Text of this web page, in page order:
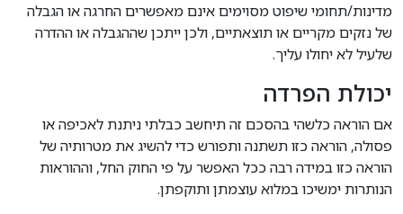
מדינות/תחומי שיפוט מסוימים אינם מאפשרים החרגה או הגבלה
של נזקים מקריים או תוצאתיים, ולכן ייתכן שההגבלה או ההדרה
שלעיל לא יחולו עליך.
יכולת הפרדה
אם הוראה כלשהי בהסכם זה תיחשב כבלתי ניתנת לאכיפה או
פסולה, הוראה כזו תשתנה ותפורש כדי להשיג את מטרותיה של
הוראה כזו במידה רבה ככל האפשר על פי החוק החל, וההוראות
הנותרות ימשיכו במלוא עוצמתן ותוקפתן.